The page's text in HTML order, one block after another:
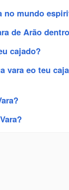
no mundo
de Arão
cajado?
vara eo teu